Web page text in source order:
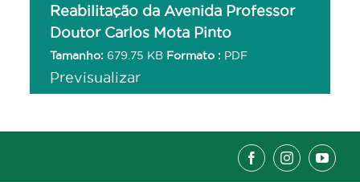
Reabilitação da Avenida Professor
Doutor Carlos Mota Pinto
Tamanho: 679.75 KB Formato : PDF
Previsualizar